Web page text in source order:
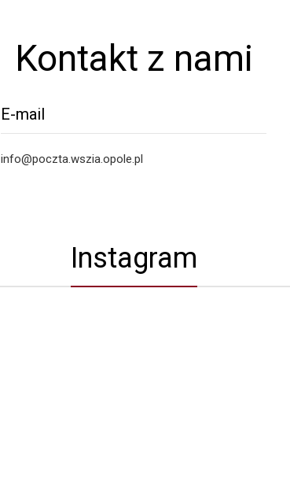
Kontakt z nami
E-mail
info@poczta.wszia.opole.pl
Instagram